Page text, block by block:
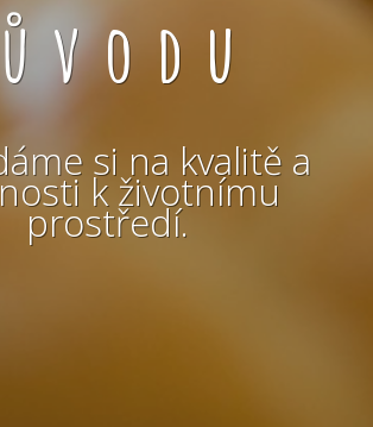
si na kvalitě a
k životnímu
prostředí.